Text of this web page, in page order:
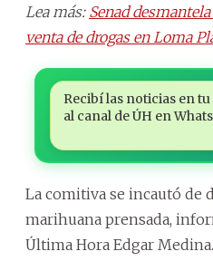
Lea más: Senad
venta de drogas en Loma
Recibí las noticias en
al canal de ÚH en
La comitiva se incautó de
marihuana prensada,
Última Hora Edgar Medina.